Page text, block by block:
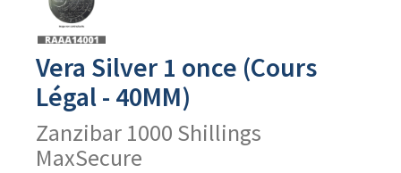
produit
Vera Silver 1 once (Cours
Légal - 40MM)
Zanzibar 1000 Shillings
MaxSecure